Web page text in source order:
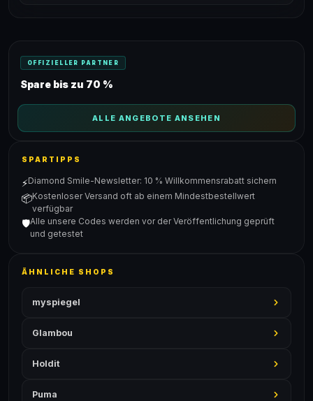
OFFIZIELLER PARTNER
Spare bis zu 70 %
ALLE ANGEBOTE ANSEHEN
SPARTIPPS
⚡Diamond Smile-Newsletter: 10 % Willkommensrabatt sichern
📦Kostenloser Versand oft ab einem Mindestbestellwert
verfügbar
🛡️Alle unsere Codes werden vor der Veröffentlichung geprüft
und getestet
ÄHNLICHE SHOPS
myspiegel
Glambou
Holdit
Puma